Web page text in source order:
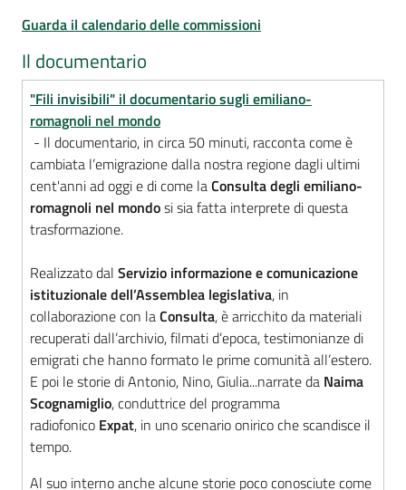
Guarda il calendario delle commissioni
Il documentario
"Fili invisibili" il documentario sugli emiliano-
romagnoli nel mondo
- Il documentario, in circa 50 minuti, racconta come è
cambiata l’emigrazione dalla nostra regione dagli ultimi
cent'anni ad oggi e di come laConsulta degli emiliano-
romagnoli nel mondosi sia fatta interprete di questa
trasformazione.
Realizzato dal Servizio informazione e comunicazione
istituzionale dell’Assemblea legislativa, in
collaborazione con laConsulta, è arricchito da materiali
recuperati dall’archivio, filmati d’epoca, testimonianze di
emigrati che hanno formato le prime comunità all’estero.
E poi le storie di Antonio, Nino, Giulia...narrate da Naima
Scognamiglio, conduttrice del programma
radiofonico Expat, in uno scenario onirico che scandisce il
tempo.
Al suo interno anche alcune storie poco conosciute come